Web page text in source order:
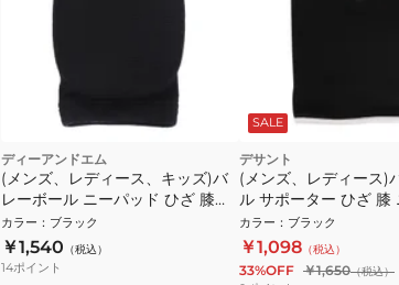
ディーアンドエム
(メンズ、レディース、キッズ)バ
レーボール ニーパッド ひざ 膝サ
ポーター 1個 837 BLK
カラー ： ブラック
￥1,540 （税込）
14ポイント
SALE
デサント
(メンズ、レディース)
ル サポーター ひざ 膝
DVB-8601C BLK
カラー ： ブラック
￥1,098 （税込）
33%OFF ￥1,650（税込）